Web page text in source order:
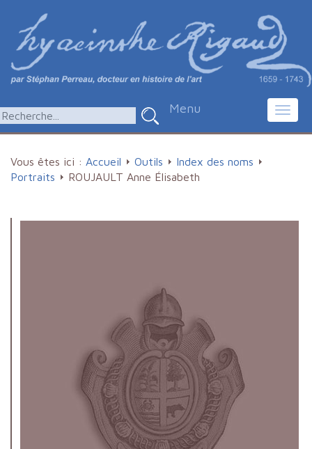
Menu
Vous êtes ici : Accueil Outils
Index des noms
Portraits
ROUJAULT Anne Élisabeth